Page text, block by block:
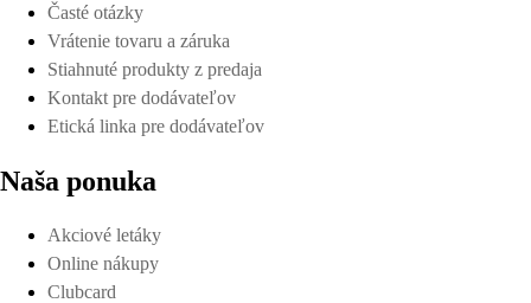
Časté otázky
Vrátenie tovaru a záruka
Stiahnuté produkty z predaja
Kontakt pre dodávateľov
Etická linka pre dodávateľov
Naša ponuka
Akciové letáky
Online nákupy
Clubcard